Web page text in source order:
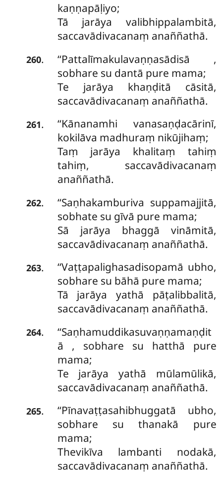
kaṇṇapāḷiyo;
Tā jarāya valibhippalambitā,
saccavādivacanaṃ anaññathā.
260. ‘‘Pattalīmakulavaṇṇasādisā ,
sobhare su dantā pure mama;
Te jarāya khaṇḍitā cāsitā,
saccavādivacanaṃ anaññathā.
261.
‘‘Kānanamhi vanasaṇḍacārinī,
kokilāva madhuraṃ nikūjihaṃ;
Taṃ jarāya khalitaṃ tahiṃ
tahiṃ, saccavādivacanaṃ
anaññathā.
262.
‘‘Saṇhakamburiva suppamajjitā,
sobhate su gīvā pure mama;
Sā jarāya bhaggā vināmitā,
saccavādivacanaṃ anaññathā.
263.
‘‘Vaṭṭapalighasadisopamā ubho,
sobhare su bāhā pure mama;
Tā jarāya yathā pāṭalibbalitā,
saccavādivacanaṃ anaññathā.
264.
‘‘Saṇhamuddikasuvaṇṇamaṇḍit
ā , sobhare su hatthā pure
mama;
Te jarāya yathā mūlamūlikā,
saccavādivacanaṃ anaññathā.
265.
‘‘Pīnavaṭṭasahibhuggatā ubho,
sobhare su thanakā pure
mama;
Thevikīva lambanti nodakā,
saccavādivacanaṃ anaññathā.